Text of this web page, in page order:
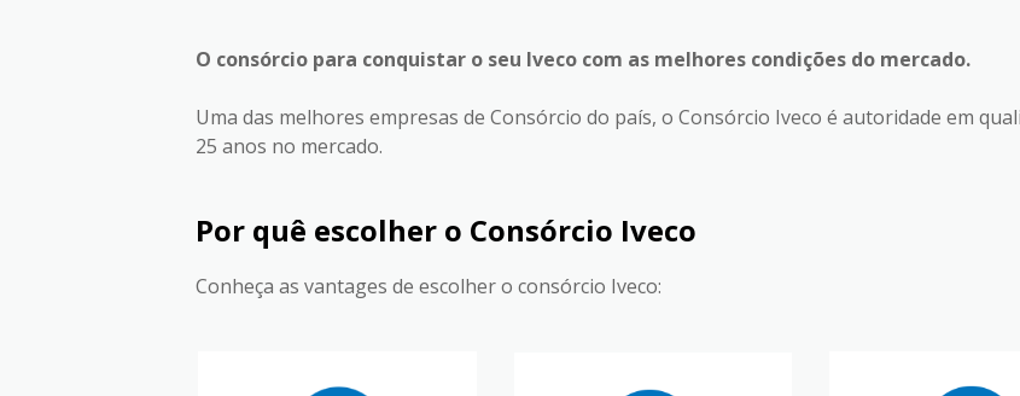
O consórcio para conquistar o seu Iveco com as melhores condições do mercado.
Uma das melhores empresas de Consórcio do país, o Consórcio Iveco é autoridade em
25 anos no mercado.
Por quê escolher o Consórcio Iveco
Conheça as vantages de escolher o consórcio Iveco: